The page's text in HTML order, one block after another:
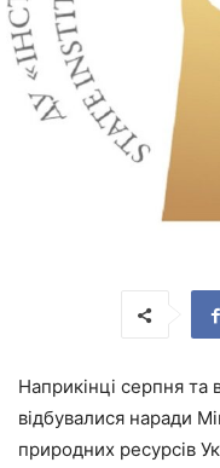
Наприкінці серпня та
відбувалися наради
природних ресурсів